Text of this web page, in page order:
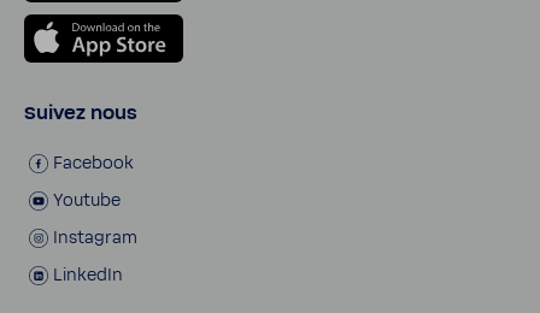
Suivez nous
Face­book
Youtube
Insta­gram
LinkedIn